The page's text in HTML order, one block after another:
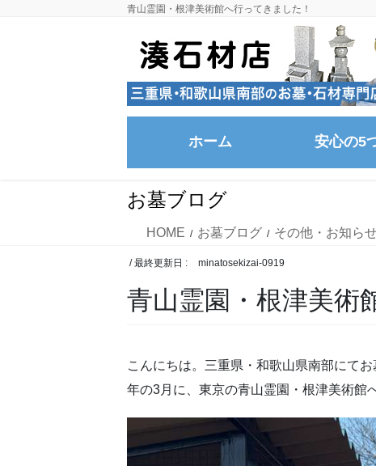
青山霊園・根津美術館へ行ってきました！
ホーム 安心の5
お墓ブログ
HOME お墓ブログ その他・お知ら
/ 最終更新日 : minatosekizai-0919
青山霊園・根津美術
こんにちは。三重県・和歌山県南部にて
年の3月に、東京の青山霊園・根津美術館